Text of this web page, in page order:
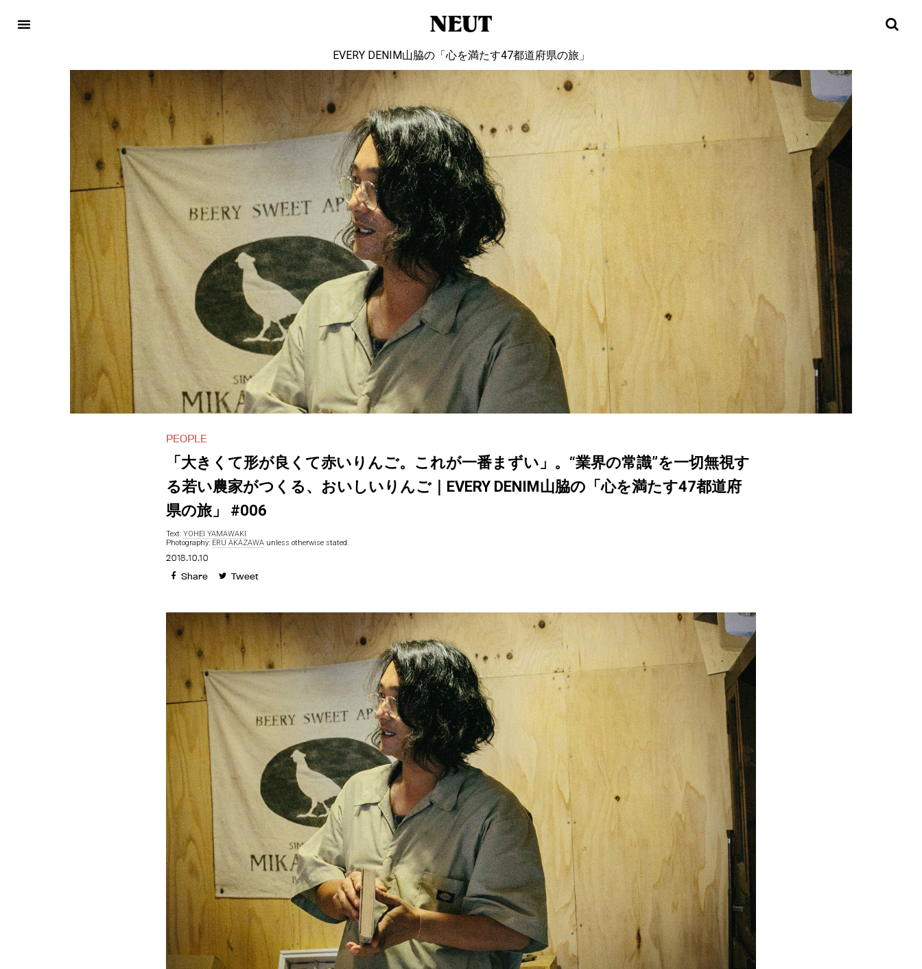
EVERY DENIM山脇の「心を満たす47都道府県の旅」
PEOPLE
「大きくて形が良くて赤いりんご。これが一番まずい」。“業界の常識”を一切無視す
る若い農家がつくる、おいしいりんご｜EVERY DENIM山脇の「心を満たす47都道府
県の旅」 #006
Text: YOHEI YAMAWAKI
Photography: ERU AKAZAWA unless otherwise stated.
2018.10.10
Share Tweet